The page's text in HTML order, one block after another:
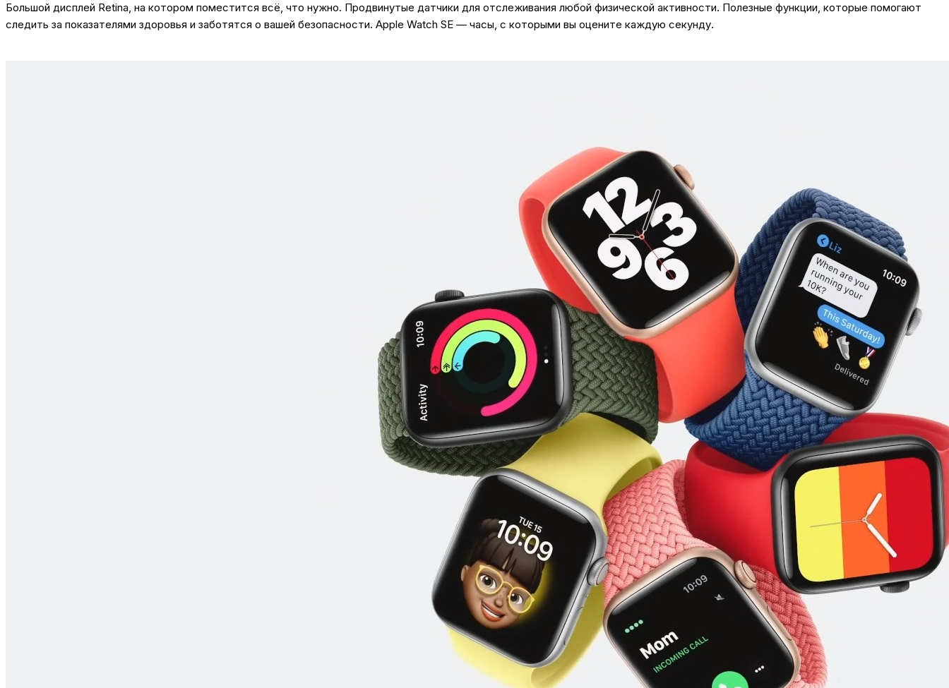
Большой дисплей Retina, на котором поместится всё, что нужно. Продвинутые датчики для отслеживания любой физической активности. Полезные функции, которые помогают
следить за показателями здоровья и заботятся о вашей безопасности. Apple Watch SE — часы, с которыми вы оцените каждую секунду.